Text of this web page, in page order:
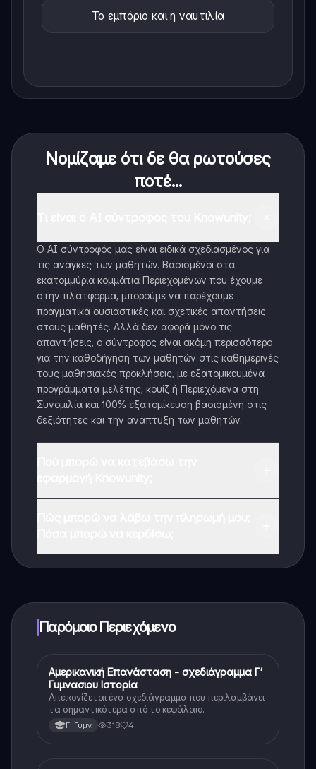
Το εμπόριο και η ναυτιλία
Νομίζαμε ότι δε θα ρωτούσες
ποτέ...
Ο AI σύντροφός μας είναι ειδικά σχεδιασμένος για
τις ανάγκες των μαθητών. Βασισμένοι στα
εκατομμύρια κομμάτια Περιεχομένων που έχουμε
στην πλατφόρμα, μπορούμε να παρέχουμε
πραγματικά ουσιαστικές και σχετικές απαντήσεις
στους μαθητές. Αλλά δεν αφορά μόνο τις
απαντήσεις, ο σύντροφος είναι ακόμη περισσότερο
για την καθοδήγηση των μαθητών στις καθημερινές
τους μαθησιακές προκλήσεις, με εξατομικευμένα
προγράμματα μελέτης, κουίζ ή Περιεχόμενα στη
Συνομιλία και 100% εξατομίκευση βασισμένη στις
δεξιότητες και την ανάπτυξη των μαθητών.
Παρόμοιο Περιεχόμενο
Ιστορία
Αμερικανική Επανάσταση - σχεδιάγραμμα Γ’
Γυμνασιου Ιστορία
Απεικονίζεται ένα σχεδιάγραμμα που περιλαμβάνει
τα σημαντικότερα από το κεφάλαιο.
Γ' Γυμν. 318 4